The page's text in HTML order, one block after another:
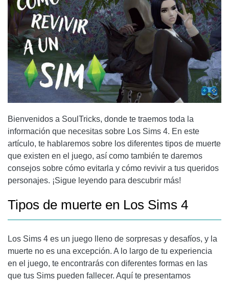
EVITA LAS REPARACIONES CASERAS
USA EL ELIXIR DE LA VIDA
CÓMO REVIVIR A LOS PERSONAJES EN LOS SIMS 4
LA PARCA
EL ELIXIR DE LA VIDA
PREGUNTAS FRECUENTES
1. ¿PUEDO EVITAR LA MUERTE POR VEJEZ EN LOS SIMS
2. ¿QUÉ PASA SI NO PUEDO REVIVIR A MIS SIMS EN LOS
SIMS 4?
Bienvenidos a SoulTricks, donde te traemos toda la
información que necesitas sobre Los Sims 4. En este
artículo, te hablaremos sobre los diferentes tipos de muerte
que existen en el juego, así como también te daremos
consejos sobre cómo evitarla y cómo revivir a tus queridos
personajes. ¡Sigue leyendo para descubrir más!
Tipos de muerte en Los Sims 4
Los Sims 4 es un juego lleno de sorpresas y desafíos, y la
muerte no es una excepción. A lo largo de tu experiencia
en el juego, te encontrarás con diferentes formas en las
que tus Sims pueden fallecer. Aquí te presentamos